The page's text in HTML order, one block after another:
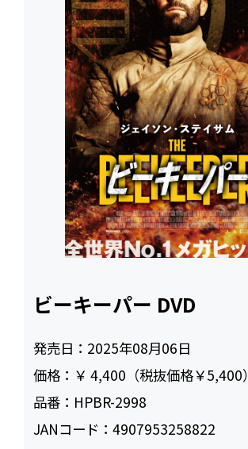
ビーキーパー DVD
発売日： 2025年08月06日
価格： ￥ 4,400（税抜価格￥5,400）
品番： HPBR-2998
JANコード：4907953258822